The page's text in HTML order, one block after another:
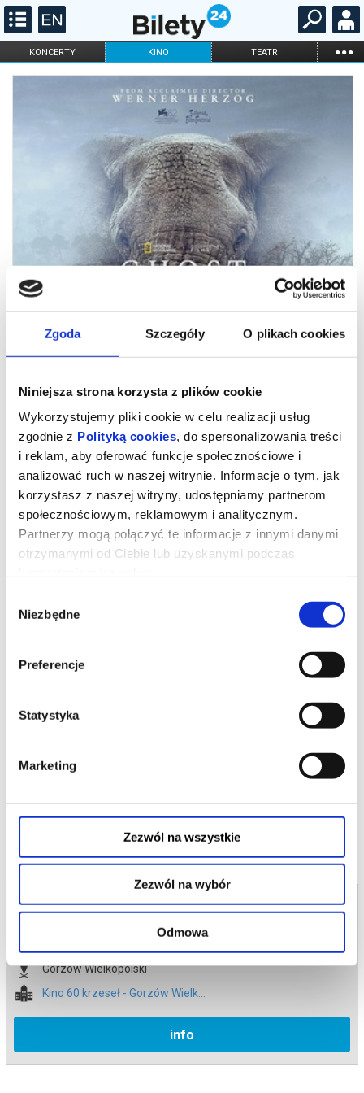
Zgoda Szczegóły O plikach cookies
Niniejsza strona korzysta z plików cookie
Wykorzystujemy pliki cookie w celu realizacji usług
zgodnie z Polityką cookies, do spersonalizowania treści
i reklam, aby oferować funkcje społecznościowe i
analizować ruch w naszej witrynie. Informacje o tym, jak
korzystasz z naszej witryny, udostępniamy partnerom
społecznościowym, reklamowym i analitycznym.
Partnerzy mogą połączyć te informacje z innymi danymi
otrzymanymi od Ciebie lub uzyskanymi podczas
zgody
Niezbędne
Preferencje
Statystyka
Marketing
Zezwól na wszystkie
Zezwól na wybór
Odmowa
KONCERTY KINO TEATR ...
FILHARMONIA OPERA I BALET
ONLINE KARNETY
Sny o słoniach
Dr Steve Boyes tropi stado słoni-duchów w Angoli na
swojego bohatera, zadając pytanie, czy nie lepiej, aby te słonie
pozostały poza ludzkim zasięgiem.
MFF w Wenecji 2025: Biennale Cinema Nagroda Specjalna -
*na podstawie materiałów dystrybutora
Bezpieczne zakupy w Bilety24. W przypadku odwołania
podczas zakupu.
Bilety na termin:
Gorzów Wielkopolski
Kino 60 krzeseł - Gorzów Wielk...
info